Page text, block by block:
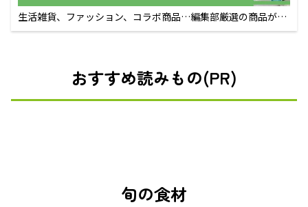
生活雑貨、ファッション、コラボ商品…編集部厳選の商品が買
えるECサイト
おすすめ読みもの(PR)
旬の食材